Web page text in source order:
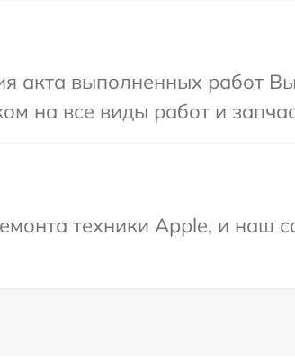
акта выполненных работ
на все виды работ и
техники Apple, и наш